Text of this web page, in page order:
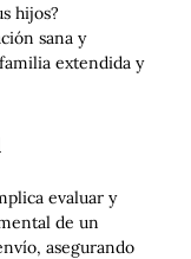
hijos?
sana y
extendida y
evaluar y
de un
asegurando